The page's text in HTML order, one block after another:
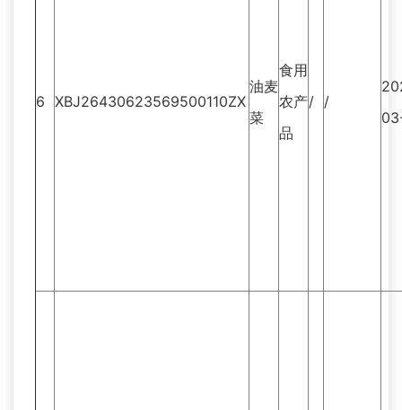
6 XBJ26430623569500110ZX
油麦
菜
食用
农产
品
/ /